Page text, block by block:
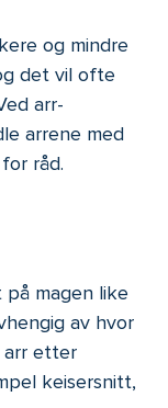
og mindre
det vil ofte
arr-
arrene med
råd.
magen like
av hvor
arr etter
keisersnitt,